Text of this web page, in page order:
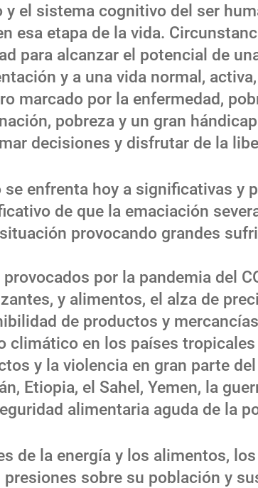
y el sistema cognitivo del ser
esa etapa de la vida.
para alcanzar el potencial de
y a una vida normal,
marcado por la enfermedad,
pobreza y un gran
decisiones y disfrutar de la
enfrenta hoy a significativas y
de que la emaciación
provocando grandes
por la pandemia del
y alimentos, el alza de
de productos y
climático en los países tropicales
y la violencia en gran parte
Etiopia, el Sahel, Yemen, la
alimentaria aguda de la
de la energía y los alimentos,
sobre su población y